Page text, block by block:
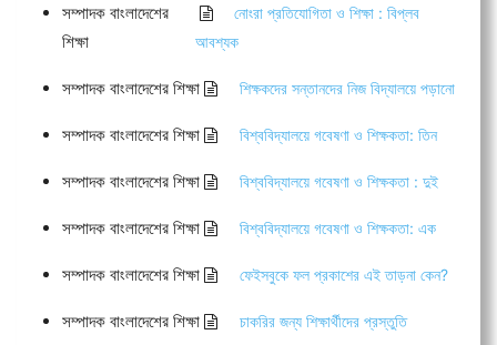
সম্পাদক বাংলাদেশের
শিক্ষা
নোংরা প্রতিযোগিতা ও শিক্ষা : বিপ্লব
আবশ্যক
সম্পাদক বাংলাদেশের শিক্ষা শিক্ষকদের সন্তানদের নিজ বিদ্যালয়ে পড়ানো
সম্পাদক বাংলাদেশের শিক্ষা বিশ্ববিদ্যালয়ে গবেষণা ও শিক্ষকতা: তিন
সম্পাদক বাংলাদেশের শিক্ষা বিশ্ববিদ্যালয়ে গবেষণা ও শিক্ষকতা : দুই
সম্পাদক বাংলাদেশের শিক্ষা বিশ্ববিদ্যালয়ে গবেষণা ও শিক্ষকতা: এক
সম্পাদক বাংলাদেশের শিক্ষা ফেইসবুকে ফল প্রকাশের এই তাড়না কেন?
সম্পাদক বাংলাদেশের শিক্ষা চাকরির জন্য শিক্ষার্থীদের প্রস্তুতি